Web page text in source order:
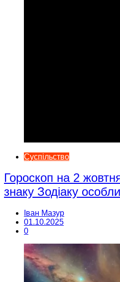
Суспільство
Гороскоп на 2
знаку Зодіаку
Іван Мазур
01.10.2025
0